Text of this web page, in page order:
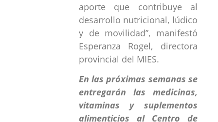
aporte que contribuye al
desarrollo nutricional, lúdico
y de movilidad”, manifestó
Esperanza Rogel, directora
provincial del MIES.
En las próximas semanas se
entregarán las medicinas,
vitaminas y suplementos
alimenticios al Centro de